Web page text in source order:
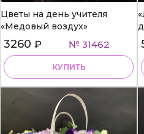
Цветы на день учителя
«Медовый воздух»
3260 ₽ № 31462
КУПИТЬ